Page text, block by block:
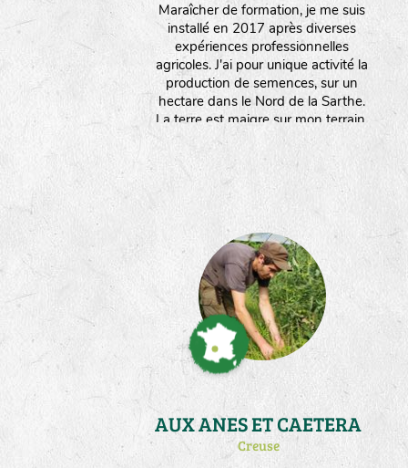
Maraîcher de formation, je me suis
installé en 2017 après diverses
expériences professionnelles
agricoles. J'ai pour unique activité la
production de semences, sur un
hectare dans le Nord de la Sarthe.
La terre est maigre sur mon terrain,
ce qui permet d'orienter
naturellement la rusticité des
souches de fleurs et de légumes qui
me sont confiées. J'ai expérimenté
dans mon parcours des techniques
permacoles et je suis sensible à la
Biodynamie; j'utilise aujourd'hui
l'approche Herody pour me guider
dans la fertilisation et le travail du
sol. Après avoir été salarié de
Germinance il y a une dizaine
d'années, je suis heureux de
contribuer encore à l'aventure par
des compétences que j'y ai acquises.
AUX ANES ET CAETERA
Creuse